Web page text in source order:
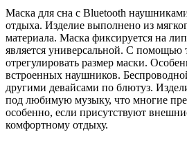
Маска для сна с Bluetooth
отдыха. Изделие выполнено из
материала. Маска фиксируется на
является универсальной. С
отрегулировать размер маски.
встроенных наушников.
другими девайсами по блютуз.
под любимую музыку, что многие
особенно, если присутствуют
комфортному отдыху.